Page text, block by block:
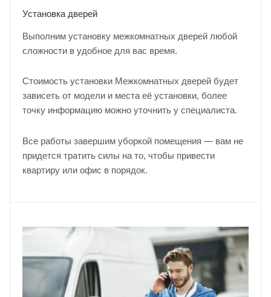
Установка дверей
Выполним установку межкомнатных дверей любой
сложности в удобное для вас время.
Стоимость установки Межкомнатных дверей будет
зависеть от модели и места её установки, более
точку информацию можно уточнить у специалиста.
Все работы завершим уборкой помещения — вам не
придется тратить силы на то, чтобы привести
квартиру или офис в порядок.